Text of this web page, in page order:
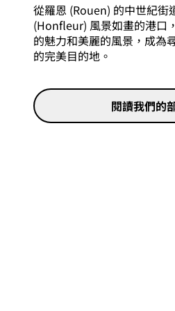
從羅恩 (Rouen) 的中世紀街
(Honfleur) 風景如畫的港口
的魅力和美麗的風景，成為
的完美目的地。
閱讀我們的